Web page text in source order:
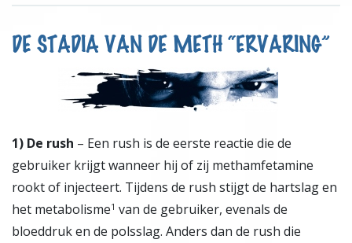
DE STADIA VAN DE METH “ERVARING”
1) De rush – Een rush is de eerste reactie die de
gebruiker krijgt wanneer hij of zij methamfetamine
rookt of injecteert. Tijdens de rush stijgt de hartslag en
het metabolisme1 van de gebruiker, evenals de
bloeddruk en de polsslag. Anders dan de rush die